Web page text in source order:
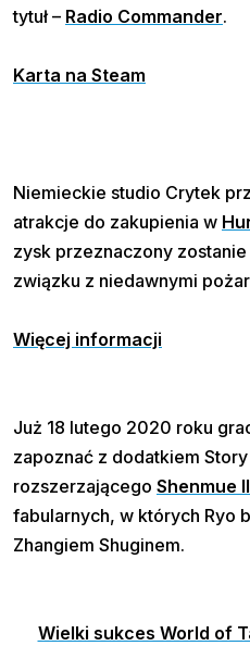
tytuł – Radio Commander.
Karta na Steam
Niemieckie studio Crytek
atrakcje do zakupienia w
zysk przeznaczony
związku z niedawnymi
Więcej informacji
Już 18 lutego 2020 roku
zapoznać z dodatkiem
rozszerzającego Shenmue
fabularnych, w których Ryo
Zhangiem Shuginem.
Wielki sukces World of